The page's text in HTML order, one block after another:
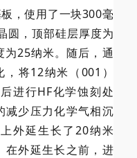
，使用了一块300毫
圆，顶部硅层厚度为
为25纳米。随后，通
将12纳米（001）
进行HF化学蚀刻处
减少压力化学气相沉
外延生长了20纳米
在外延生长之前，进